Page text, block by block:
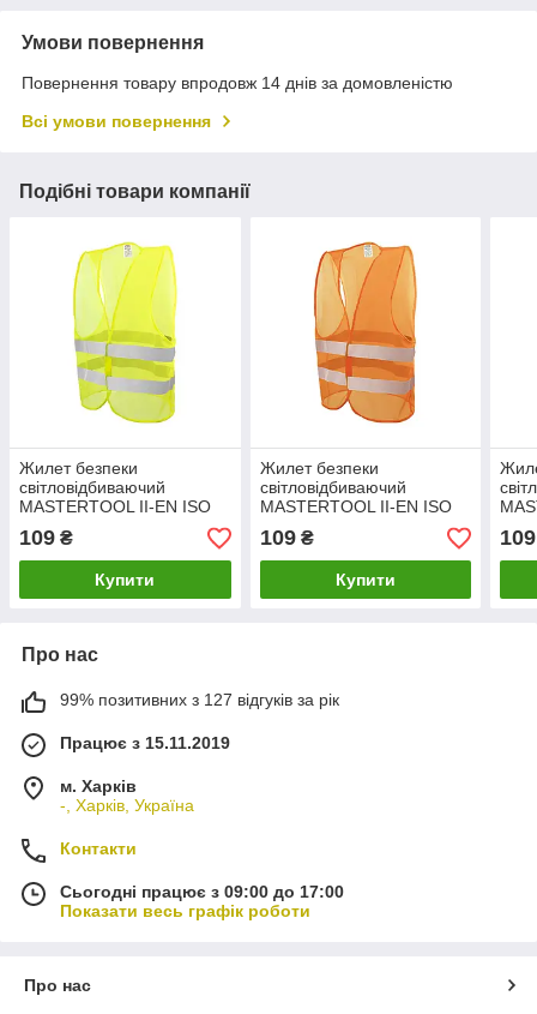
Умови повернення
Повернення товару впродовж 14 днів за домовленістю
Всі умови повернення
Подібні товари компанії
Жилет безпеки
світловідбиваючий
MASTERTOOL II-EN ISO
13688 EN ISO 20471 XL
лимонний 83-0001
109 ₴
Купити
Жилет безпеки
світловідбиваючий
MASTERTOOL II-EN ISO
13688 EN ISO 20471 XL
помаранчевий 83-0002
109₴
Купити
109
Про нас
99% позитивних з 127 відгуків за рік
Працює з 15.11.2019
м. Харків
-, Харків, Україна
Контакти
Сьогодні працює з 09:00 до 17:00
Показати весь графік роботи
Про нас